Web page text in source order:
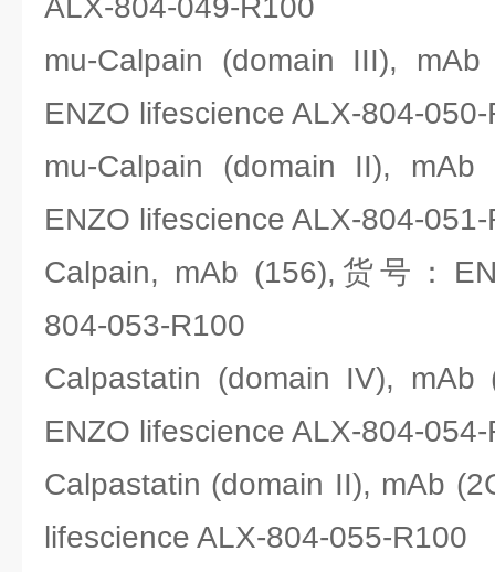
ALX-804-049-R100
mu-Calpain (domain III),
ENZO lifescience ALX-804-
mu-Calpain (domain II),
ENZO lifescience ALX-804-
Calpain, mAb (156),货号：
804-053-R100
Calpastatin (domain IV),
ENZO lifescience ALX-804-
Calpastatin (domain II), mAb
lifescience ALX-804-055-R100